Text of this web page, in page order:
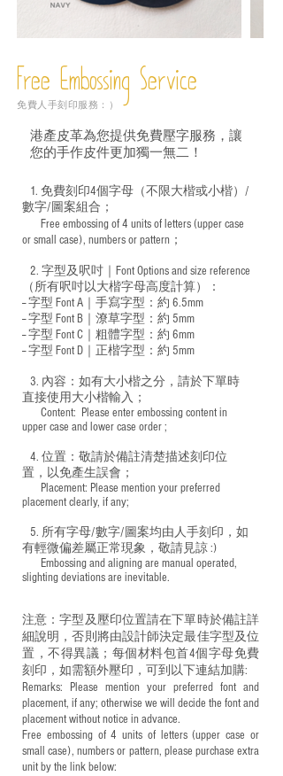
Free Embossing Service
免費人手刻印服務：）
港產皮革為您提供免費壓字服務，讓
您的手作皮件更加獨一無二！
1. 免費刻印4個字母（不限大楷或小楷）/
數字/圖案組合；
Free embossing of 4 units of letters (upper case
or small case), numbers or pattern；
2. 字型及呎吋｜ Font Options and size reference
（所有呎吋以大楷字母高度計算）：
-- 字型 Font A｜手寫字型：約 6.5mm
-- 字型 Font B｜潦草字型： 約 5mm
-- 字型 Font C｜粗體字型：約 6mm
-- 字型 Font D｜正楷字型： 約 5mm
3. 內容：如有大小楷之分，請於下單時
直接使用大小楷輸入；
​ Content: Please enter embossing content in
upper case and lower case order ;
4. 位置：敬請於備註清楚描述刻印位
置，以免產生誤會；
​ Placement: Please mention your preferred
placement clearly, if any;
5. 所有字母/數字/圖案均由人手刻印，如
有輕微偏差屬正常現象，敬請見諒 :)
​ Embossing and aligning are manual operated,
slighting deviations are inevitable.
注意：字型及壓印位置請在下單時於備註詳
細說明，否則將由設計師決定最佳字型及位
置，不得異議；每個材料包首4個字母免費
刻印，如需額外壓印，可到以下連結加購:
Remarks: Please mention your preferred font and
placement, if any; otherwise we will decide the font and
placement without notice in advance.
Free embossing of 4 units of letters (upper case or
small case), numbers or pattern, please purchase extra
unit by the link below: